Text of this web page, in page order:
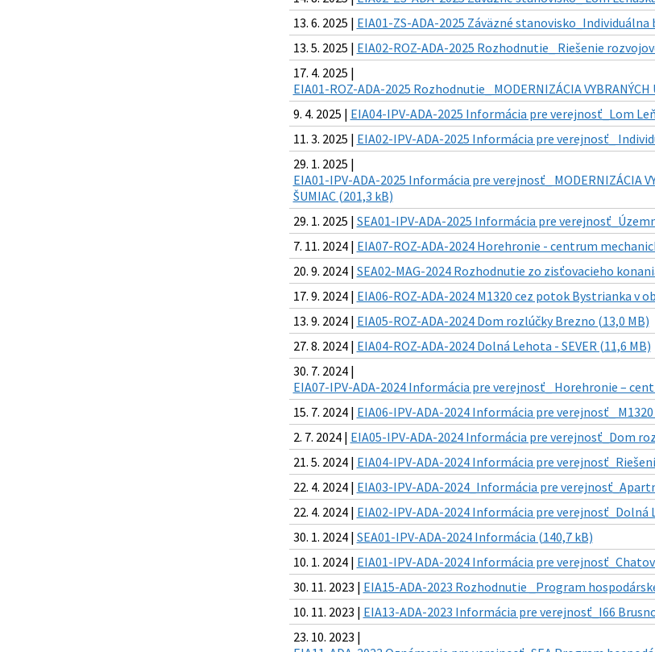
13. 6. 2025 | EIA01-ZS-ADA-2025 Záväzné
13. 5. 2025 | EIA02-ROZ-ADA-2025 Rozhodnutie_ Riešenie
17. 4. 2025 |
EIA01-ROZ-ADA-2025 Rozhodnutie_ MODERNIZÁCIA VYBRANÝCH
9. 4. 2025 | EIA04-IPV-ADA-2025 Informácia pre verejnosť_Lom
11. 3. 2025 | EIA02-IPV-ADA-2025 Informácia pre verejnosť_
29. 1. 2025 |
EIA01-IPV-ADA-2025 Informácia pre verejnosť_ MODERNIZÁCIA
ŠUMIAC (201,3 kB)
29. 1. 2025 | SEA01-IPV-ADA-2025 Informácia pre
7. 11. 2024 | EIA07-ROZ-ADA-2024 Horehronie - centrum
20. 9. 2024 | SEA02-MAG-2024 Rozhodnutie zo zisťovacieho
17. 9. 2024 | EIA06-ROZ-ADA-2024 M1320 cez potok Bystrianka v
13. 9. 2024 | EIA05-ROZ-ADA-2024 Dom rozlúčky Brezno (13,0 MB)
27. 8. 2024 | EIA04-ROZ-ADA-2024 Dolná Lehota - SEVER (11,6 MB)
30. 7. 2024 |
EIA07-IPV-ADA-2024 Informácia pre verejnosť_ Horehronie –
15. 7. 2024 | EIA06-IPV-ADA-2024 Informácia pre verejnosť_
2. 7. 2024 | EIA05-IPV-ADA-2024 Informácia pre verejnosť_Dom
21. 5. 2024 | EIA04-IPV-ADA-2024 Informácia pre
22. 4. 2024 | EIA03-IPV-ADA-2024_Informácia pre
22. 4. 2024 | EIA02-IPV-ADA-2024 Informácia pre verejnosť_Dolná
30. 1. 2024 | SEA01-IPV-ADA-2024 Informácia (140,7 kB)
10. 1. 2024 | EIA01-IPV-ADA-2024 Informácia pre
30. 11. 2023 | EIA15-ADA-2023 Rozhodnutie _Program
10. 11. 2023 | EIA13-ADA-2023 Informácia pre verejnosť_I66
23. 10. 2023 |